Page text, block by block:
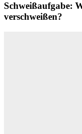
Schweißaufgabe:
verschweißen?